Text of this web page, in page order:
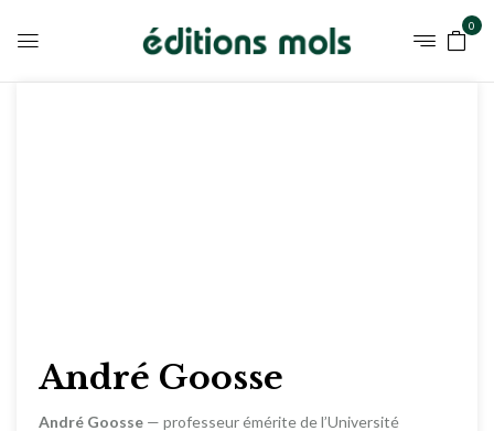
0
André Goosse
André Goosse — professeur émérite de l’Université